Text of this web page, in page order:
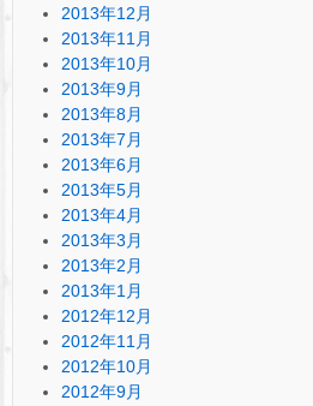
2013年12月
2013年11月
2013年10月
2013年9月
2013年8月
2013年7月
2013年6月
2013年5月
2013年4月
2013年3月
2013年2月
2013年1月
2012年12月
2012年11月
2012年10月
2012年9月